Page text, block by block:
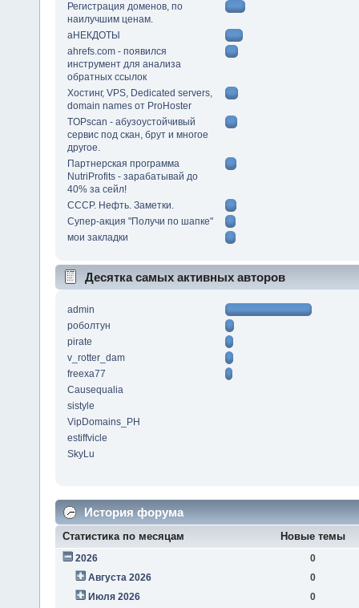
Регистрация доменов, по
наилучшим ценам.
аНЕКДОТЫ
ahrefs.com - появился
инструмент для анализа
обратных ссылок
Хостинг, VPS, Dedicated servers,
domain names от ProHoster
TOPscan - абузоустойчивый
сервис под скан, брут и многое
другое.
Партнерская программа
NutriProfits - зарабатывай до
40% за сейл!
СССР. Нефть. Заметки.
Супер-акция "Получи по шапке"
мои закладки
Десятка самых активных авторов
admin
роболтун
pirate
v_rotter_dam
freexa77
Causequalia
sistyle
VipDomains_PH
estiffvicle
SkyLu
История форума
Статистика по месяцам Новые темы
2026
0
Августа 2026
0
Июля 2026
0